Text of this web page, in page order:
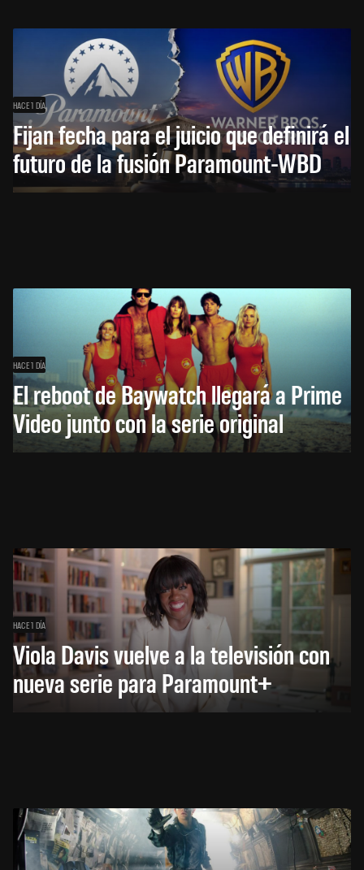
HACE 1 DÍA
Fijan fecha para el juicio que definirá el
futuro de la fusión Paramount-WBD
HACE 1 DÍA
El reboot de Baywatch llegará a Prime
Video junto con la serie original
HACE 1 DÍA
Viola Davis vuelve a la televisión con
nueva serie para Paramount+